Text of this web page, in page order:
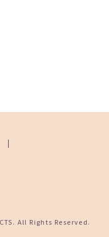
All Rights Reserved.